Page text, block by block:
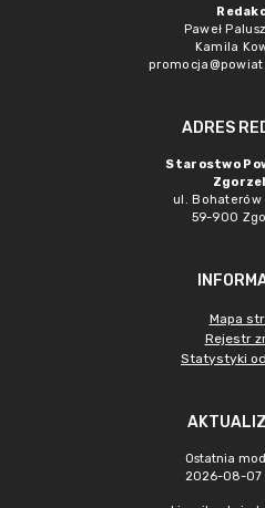
Paweł
Kamila
ADRES
Starostwo
ul. Bohaterów
59-900
Mapa
Rejestr
Statystyki
Ostatnia
2026-08-07